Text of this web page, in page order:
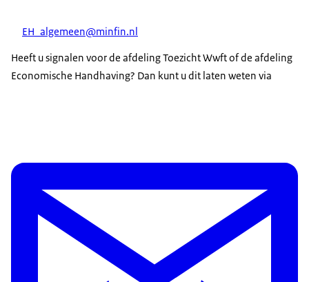
EH_algemeen@minfin.nl
Heeft u signalen voor de afdeling Toezicht Wwft of de afdeling
Economische Handhaving? Dan kunt u dit laten weten via